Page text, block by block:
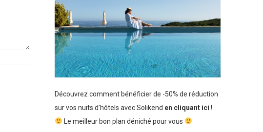
Découvrez comment bénéficier de -50% de réduction
sur vos nuits d’hôtels avec Solikend en cliquant ici !
Le meilleur bon plan déniché pour vous